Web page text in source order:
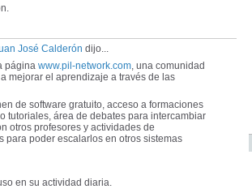
José Calderón dijo...
página www.pil-network.com, una comunidad
mejorar el aprendizaje a través de las
de software gratuito, acceso a formaciones
tutoriales, área de debates para intercambiar
otros profesores y actividades de
para poder escalarlos en otros sistemas
en su actividad diaria.